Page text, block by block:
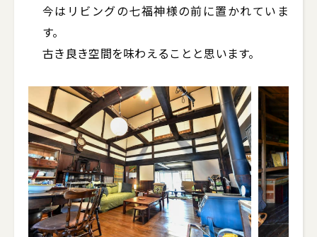
今はリビングの七福神様の前に置かれていま
す。
古き良き空間を味わえることと思います。